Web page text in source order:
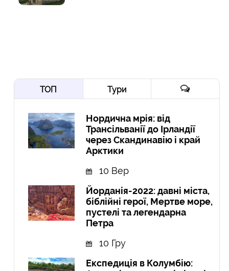
ТОП Тури
Нордична мрія: від
Трансільванії до Ірландії
через Скандинавію і край
Арктики
10 Вер
Йорданія-2022: давні міста,
біблійні герої, Мертве море,
пустелі та легендарна
Петра
10 Гру
Експедиція в Колумбію: